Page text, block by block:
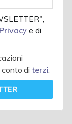
e di
conto diterzi.